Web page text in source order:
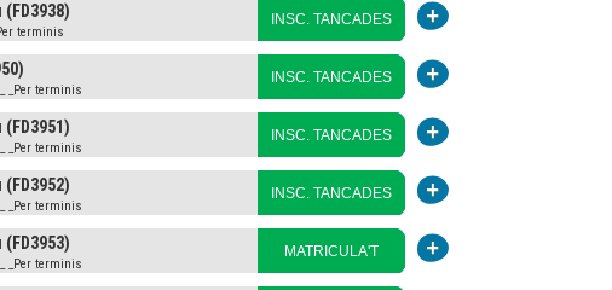
terminis
INSC. TANCADES
_ _Per terminis
INSC. TANCADES
_ _Per terminis
INSC. TANCADES
_ _Per terminis
INSC. TANCADES
_ _Per terminis
MATRICULA'T